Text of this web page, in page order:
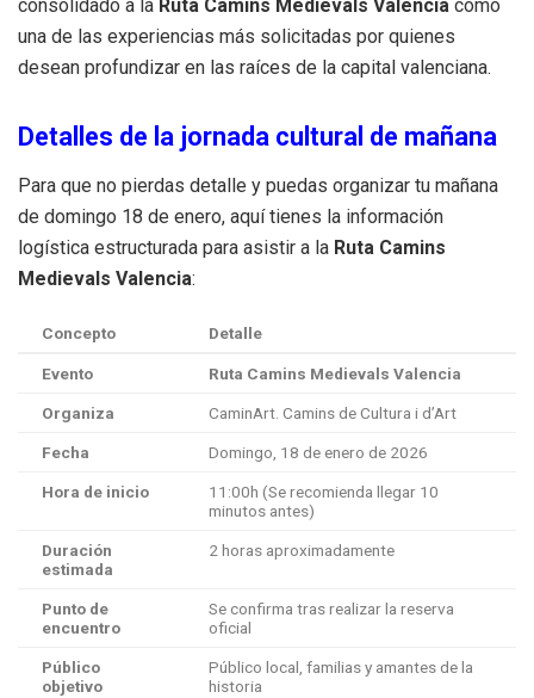
consolidado a la Ruta Camins Medievals Valencia como
una de las experiencias más solicitadas por quienes
desean profundizar en las raíces de la capital valenciana.
Detalles de la jornada cultural de mañana
Para que no pierdas detalle y puedas organizar tu mañana
de domingo 18 de enero, aquí tienes la información
logística estructurada para asistir a la Ruta Camins
Medievals Valencia:
Concepto Detalle
Evento Ruta Camins Medievals Valencia
Organiza CaminArt. Camins de Cultura i d’Art
Fecha Domingo, 18 de enero de 2026
Hora de inicio
11:00h (Se recomienda llegar 10
minutos antes)
Duración
estimada
2 horas aproximadamente
Punto de
encuentro
Se confirma tras realizar la reserva
oficial
Público
objetivo
Público local, familias y amantes de la
historia